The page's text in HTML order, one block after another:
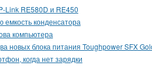
Link RE580D и RE450
конденсатора
компьютера
новых блока питания Toughpower SFX
когда нет зарядки